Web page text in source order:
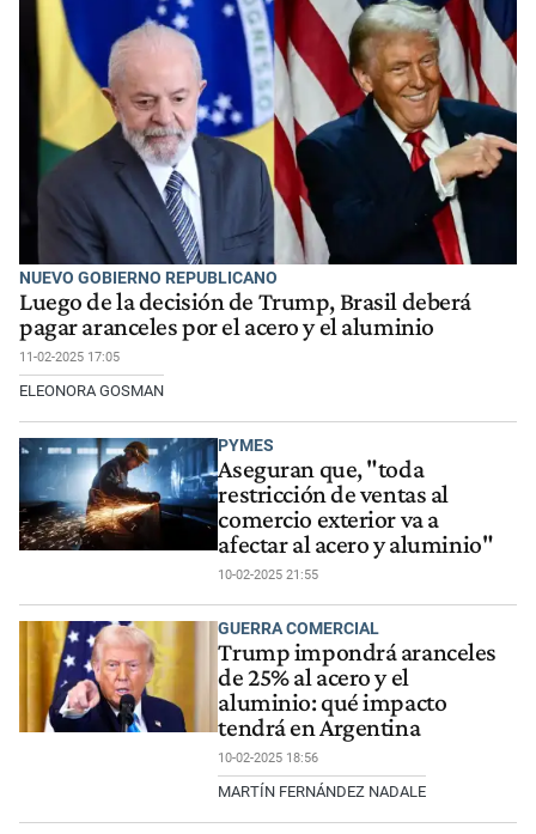
NUEVO GOBIERNO REPUBLICANO
Luego de la decisión de Trump, Brasil deberá
pagar aranceles por el acero y el aluminio
11-02-2025 17:05
ELEONORA GOSMAN
PYMES
Aseguran que, "toda
restricción de ventas al
comercio exterior va a
afectar al acero y aluminio"
10-02-2025 21:55
GUERRA COMERCIAL
Trump impondrá aranceles
de 25% al acero y el
aluminio: qué impacto
tendrá en Argentina
10-02-2025 18:56
MARTÍN FERNÁNDEZ NADALE